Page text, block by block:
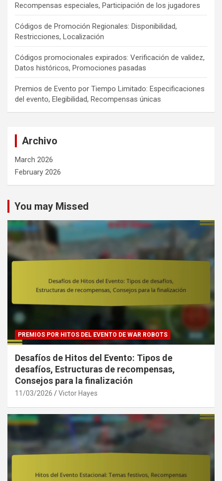
Recompensas especiales, Participación de los jugadores
Códigos de Promoción Regionales: Disponibilidad,
Restricciones, Localización
Códigos promocionales expirados: Verificación de validez,
Datos históricos, Promociones pasadas
Premios de Evento por Tiempo Limitado: Especificaciones
del evento, Elegibilidad, Recompensas únicas
Archivo
March 2026
February 2026
You may Missed
PREMIOS POR HITOS DEL EVENTO DE WAR ROBOTS
Desafíos de Hitos del Evento: Tipos de
desafíos, Estructuras de recompensas,
Consejos para la finalización
11/03/2026 Victor Hayes